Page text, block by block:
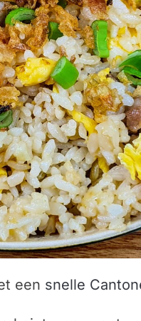
een snelle